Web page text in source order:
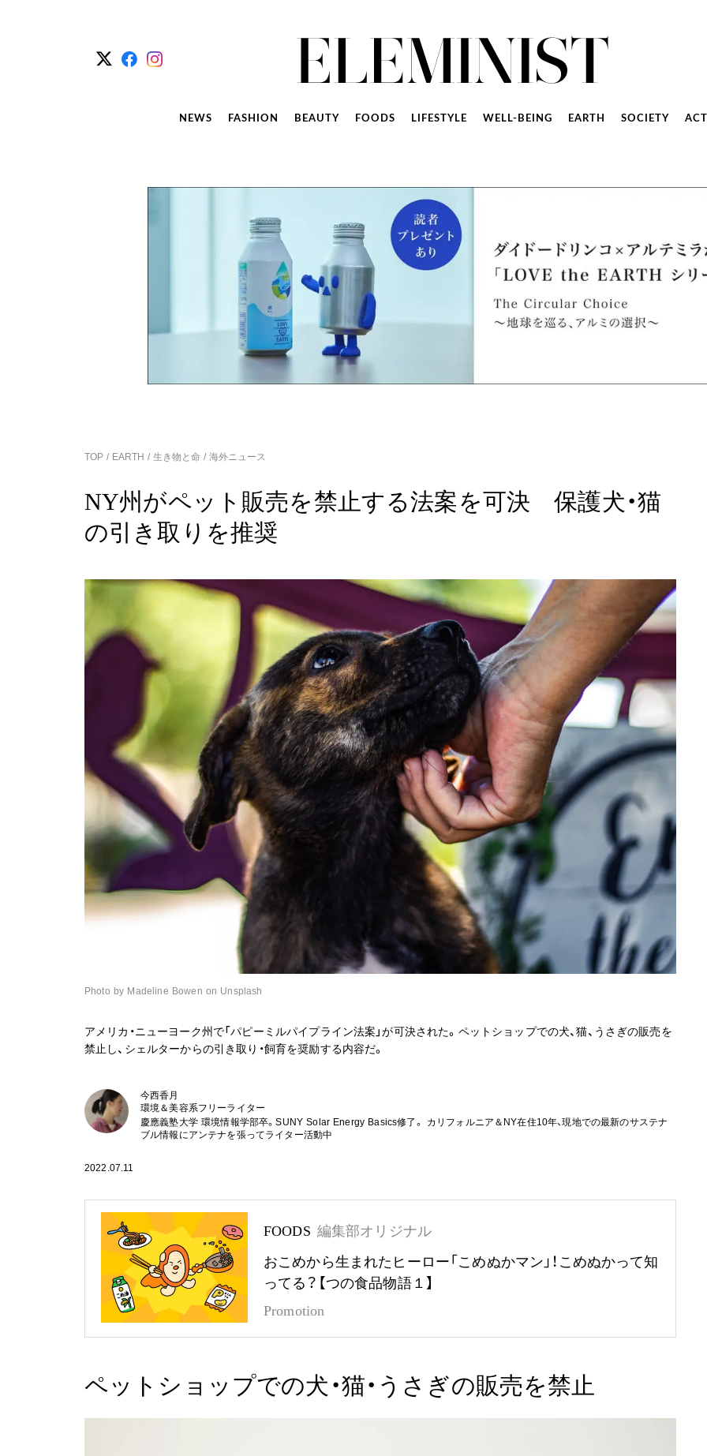
NEWS FASHION BEAUTY FOODS LIFESTYLE WELL-BEING EARTH SOCIETY
TOP EARTH 生き物と命 海外ニュース
NY州がペット販売を禁止する法案を可決 保護犬・猫
の引き取りを推奨
Photo by Madeline Bowen on Unsplash
アメリカ・ニューヨーク州で「パピーミルパイプライン法案」が可決された。ペットショップでの犬、猫、うさぎの販売を
禁止し、シェルターからの引き取り・飼育を奨励する内容だ。
今西香月
環境＆美容系フリーライター
慶應義塾大学 環境情報学部卒。SUNY Solar Energy Basics修了。 カリフォルニア＆NY在住10年、現地での最新のサステナ
ブル情報にアンテナを張ってライター活動中
2022.07.11
FOODS 編集部オリジナル
おこめから生まれたヒーロー「こめぬかマン」！こめぬかって知
ってる？【つの食品物語１】
Promotion
ペットショップでの犬・猫・うさぎの販売を禁止